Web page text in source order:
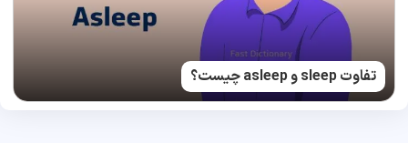
تفاوت sleep و asleep چیست؟